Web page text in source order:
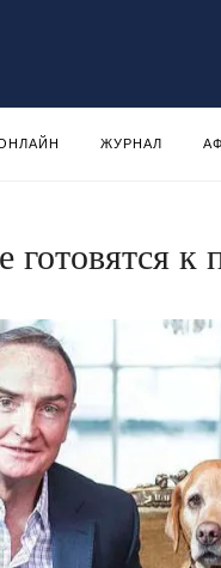
ЖУРНАЛ
готовятся к